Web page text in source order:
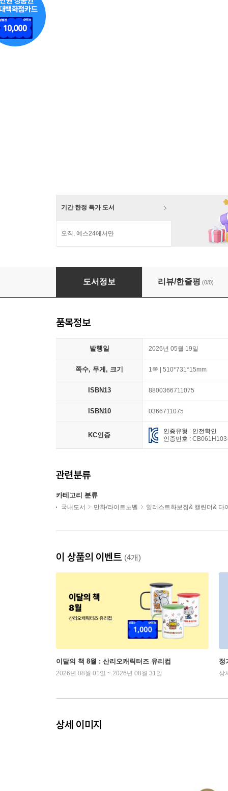
기간 한정 특가 도서
오직, 예스24에서만
명화 직소퍼즐 1014PCS : 최후의 만찬
도서정보 리뷰/한줄평 (0/0)
품목정보
발행일 2026년 05월 19일
쪽수, 무게, 크기 1쪽 | 510*731*15mm
ISBN13 8800366711075
ISBN10 0366711075
KC인증
인증유형 : 안전확인
인증번호 :
관련분류
카테고리 분류
국내도서 만화/라이트노벨 일러스트화보집& 캘린더& 다
이 상품의 이벤트 (4개)
이달의 책 8월 : 산리오캐릭터즈 유리컵
2026년 08월 01일 ~ 2026년 08월 31일
정
상
상세 이미지